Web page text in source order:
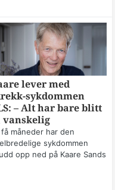
lever med
sykdommen
– Alt har bare blitt
vanskelig
få måneder har den
sykdommen
opp ned på Kaare Sands